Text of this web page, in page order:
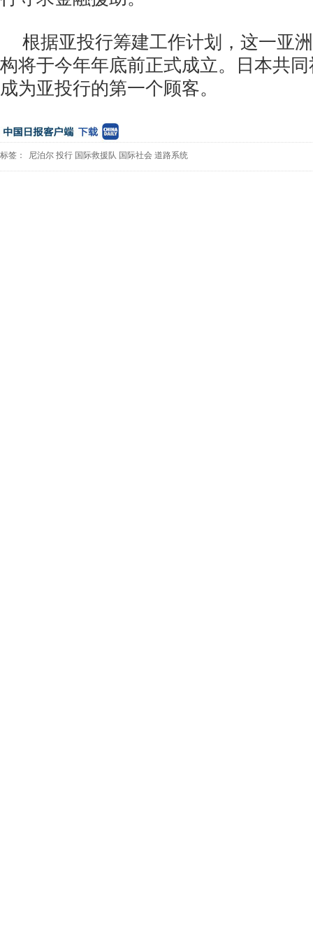
根据亚投行筹建工作计划，这一亚
构将于今年年底前正式成立。日本共
成为亚投行的第一个顾客。
标签： 尼泊尔 投行 国际救援队 国际社会 道路系统